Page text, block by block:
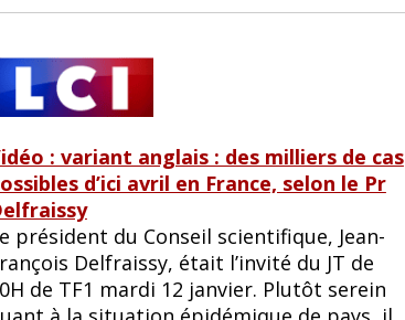
: variant anglais : des milliers de cas
d’ici avril en France, selon le Pr
président du Conseil scientifique, Jean-
Delfraissy, était l’invité du JT de
de TF1 mardi 12 janvier. Plutôt serein